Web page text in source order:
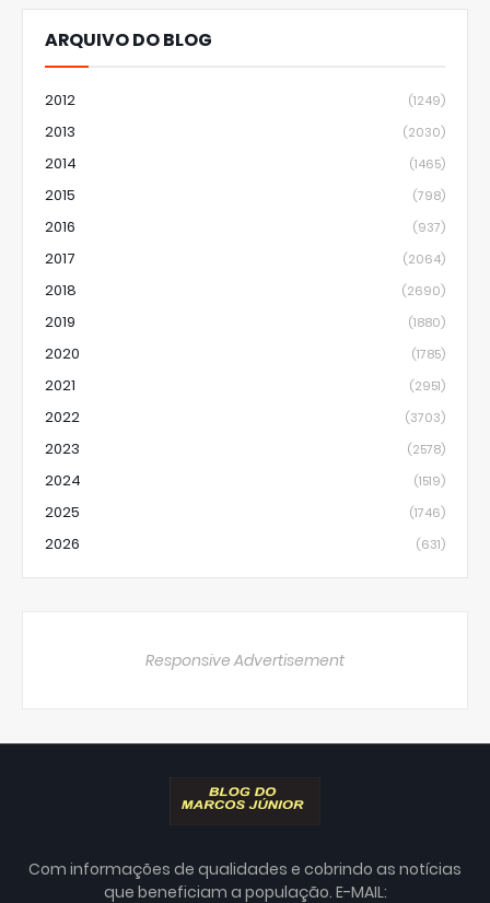
ARQUIVO DO BLOG
2012 (1249)
2013 (2030)
2014 (1465)
2015 (798)
2016 (937)
2017 (2064)
2018 (2690)
2019 (1880)
2020 (1785)
2021 (2951)
2022 (3703)
2023 (2578)
2024 (1519)
2025 (1746)
2026 (631)
Responsive Advertisement
Com informações de qualidades e cobrindo as notícias
que beneficiam a população. E-MAIL: